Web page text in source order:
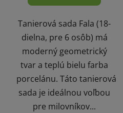
Tanierová sada Fala (18-
dielna, pre 6 osôb) má
moderný geometrický
tvar a teplú bielu farba
porcelánu. Táto tanierová
sada je ideálnou voľbou
pre milovníkov...